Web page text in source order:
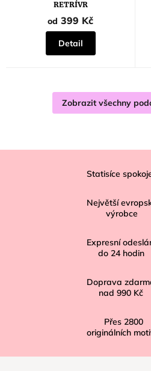
RETRÍVR
od 399 Kč
Detail
Zobrazit všechny
Statisíce
Největší
výrobce
Expresní
do 24 hodin
Doprava
nad 990 Kč
Přes 2800
originálních